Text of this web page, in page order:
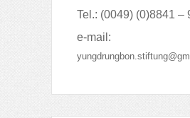
Tel.: (0049) (0)8841 –
e-mail: